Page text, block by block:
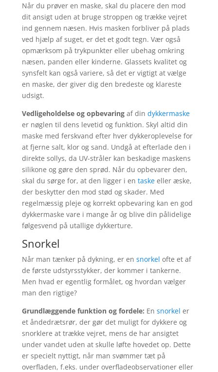
Når du prøver en maske, skal du placere den mod
dit ansigt uden at bruge stroppen og trække vejret
ind gennem næsen. Hvis masken forbliver på plads
ved hjælp af suget, er det et godt tegn. Vær også
opmærksom på trykpunkter eller ubehag omkring
næsen, panden eller kinderne. Glassets kvalitet og
synsfelt kan også variere, så det er vigtigt at vælge
en maske, der giver dig den bredeste og klareste
udsigt.
Vedligeholdelse og opbevaringaf din dykkermaske
er nøglen til dens levetid og funktion. Skyl altid din
maske med ferskvand efter hver dykkeroplevelse for
at fjerne salt, klor og sand. Undgå at efterlade den i
direkte sollys, da UV-stråler kan beskadige maskens
silikone og gøre den sprød. Når du opbevarer den,
skal du sørge for, at den ligger i en taskeeller æske,
der beskytter den mod stød og skader. Med
regelmæssig pleje og korrekt opbevaring kan en god
dykkermaske vare i mange år og blive din pålidelige
følgesvend på utallige dykkerture.
Snorkel
Når man tænker på dykning, er en snorkel ofte et af
de første udstyrsstykker, der kommer i tankerne.
Men hvad er egentlig formålet, og hvordan vælger
man den rigtige?
Grundlæggende funktion og fordele: En snorkel er
et åndedrætsrør, der gør det muligt for dykkere og
snorklere at trække vejret, mens de har ansigtet
under vandet uden at skulle løfte hovedet op. Dette
er specielt nyttigt, når man svømmer tæt på
overfladen, f.eks. under overfladeobservationer eller